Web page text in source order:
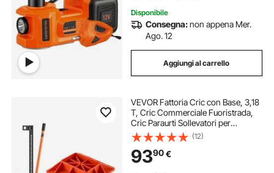
Disponibile
Consegna:non appena Mer.
Ago. 12
Aggiungi al carrello
VEVOR Fattoria Cric con Base, 3,18
T, Cric Commerciale Fuoristrada,
Cric Paraurti Sollevatori per
Impieghi Gravosi con Intervallo di
Sollevamento di 130,1-1079,5 mm
per Trattore, Camion, SUV
(12)
9390€